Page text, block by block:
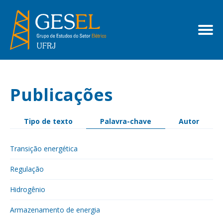
Publicações
Tipo de texto Palavra-chave Autor
Transição energética
Regulação
Hidrogênio
Armazenamento de energia